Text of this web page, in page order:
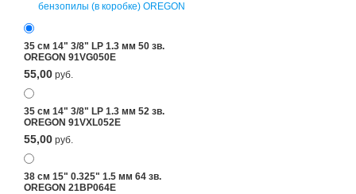
бензопилы (в коробке) OREGON
35 см 14" 3/8" LP 1.3 мм 50 зв.
OREGON 91VG050E
55,00 руб.
35 см 14" 3/8" LP 1.3 мм 52 зв.
OREGON 91VXL052E
55,00 руб.
38 см 15" 0.325" 1.5 мм 64 зв.
OREGON 21BP064E